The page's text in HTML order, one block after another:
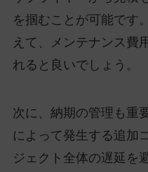
を掴むことが可能です
えて、メンテナンス費
れると良いでしょう。
次に、納期の管理も重
によって発生する追加
ジェクト全体の遅延を